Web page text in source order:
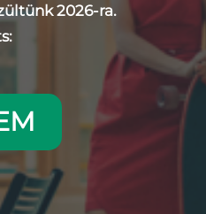
2026-ra.